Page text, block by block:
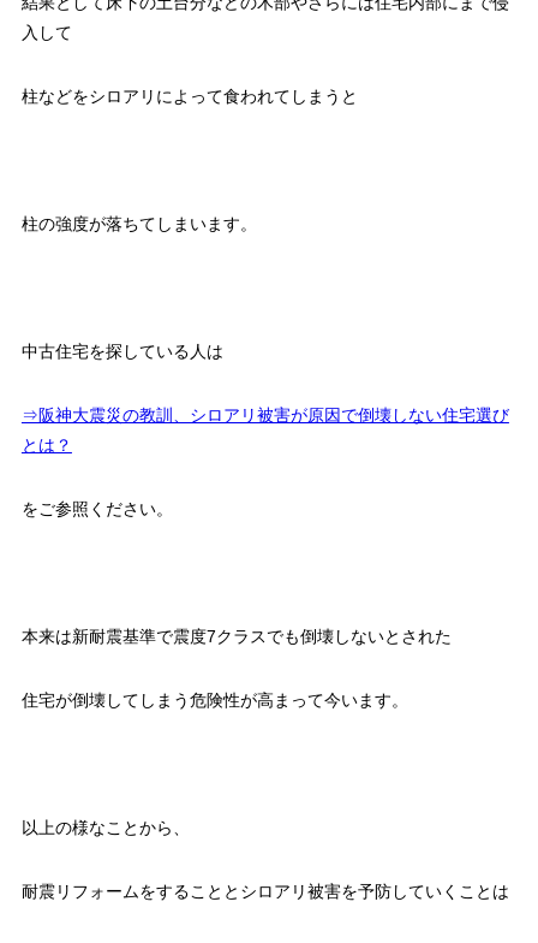
入して
柱などをシロアリによって食われてしまうと
柱の強度が落ちてしまいます。
中古住宅を探している人は
⇒阪神大震災の教訓、シロアリ被害が原因で倒壊しない住宅選び
とは？
をご参照ください。
本来は新耐震基準で震度7クラスでも倒壊しないとされた
住宅が倒壊してしまう危険性が高まって今います。
以上の様なことから、
耐震リフォームをすることとシロアリ被害を予防していくことは